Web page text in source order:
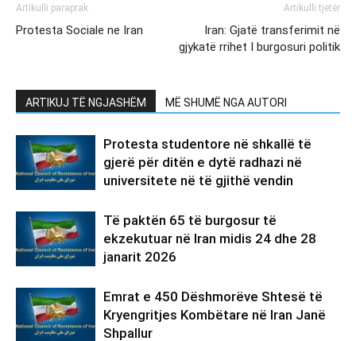
Artikulli paraprak
Protesta Sociale ne Iran
Artikulli tjetër
Iran: Gjatë transferimit në
gjykatë rrihet I burgosuri politik
ARTIKUJ TË NGJASHËM MË SHUMË NGA AUTORI
Protesta studentore në shkallë të
gjerë për ditën e dytë radhazi në
universitete në të gjithë vendin
Të paktën 65 të burgosur të
ekzekutuar në Iran midis 24 dhe 28
janarit 2026
Emrat e 450 Dëshmorëve Shtesë të
Kryengritjes Kombëtare në Iran Janë
Shpallur